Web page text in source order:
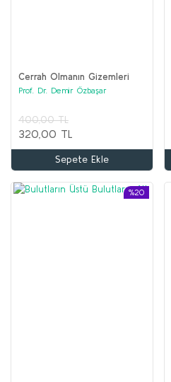
Cerrah Olmanın Gizemleri
Prof. Dr. Demir Özbaşar
400,00 TL
320,00 TL
Sepete Ekle
%20